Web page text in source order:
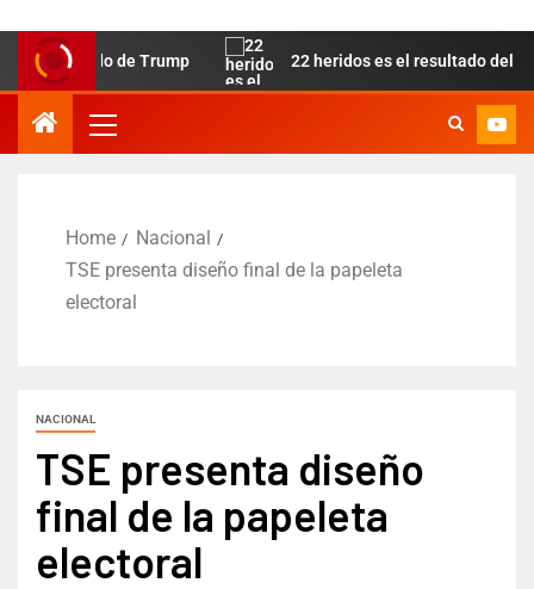
aliado de Trump 22 heridos es el resultado del
Home
Nacional
TSE presenta diseño final de la papeleta
electoral
NACIONAL
TSE presenta diseño
final de la papeleta
electoral